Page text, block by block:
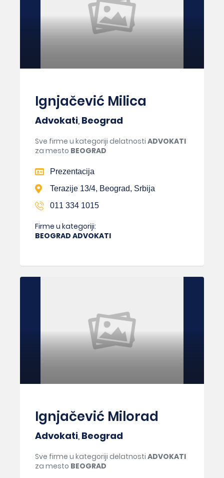
Ignjačević Milica
Advokati, Beograd
Sve firme u kategoriji delatnosti ADVOKATI
za mesto BEOGRAD
Prezentacija
Terazije 13/4, Beograd, Srbija
011 334 1015
Firme u kategoriji:
BEOGRAD ADVOKATI
Ignjačević Milorad
Advokati, Beograd
Sve firme u kategoriji delatnosti ADVOKATI
za mesto BEOGRAD